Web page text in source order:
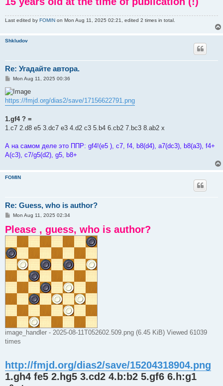
Last edited by FOMIN on Mon Aug 11, 2025 02:21, edited 2 times in total.
Shkludov
Re: Угадайте автора.
P
s
t
Mon Aug 11, 2025 00:36
https://fmjd.org/dias2/save/17156622791.png
1.gf4 ? =
1.c7 2.d8 e5 3.dc7 e3 4.d2 c3 5.b4 6.cb2 7.bc3 8.ab2 x
А на самом деле это ППР: gf4!(e5 ), c7, f4, b8(d4), a7(dc3), b8(a3), f4+
A(c3), c7/g5(d2), g5, b8+
FOMIN
Re: Guess, who is author?
P
s
t
Mon Aug 11, 2025 02:34
Please , guess, who is author?
image_handler - 2025-08-11T052602.509.png (6.45 KiB) Viewed 61039
times
http://fmjd.org/dias2/save/15204318904.png
1.gh4 fe5 2.hg5 3.cd2 4.b:b2 5.gf6 6.h:g1